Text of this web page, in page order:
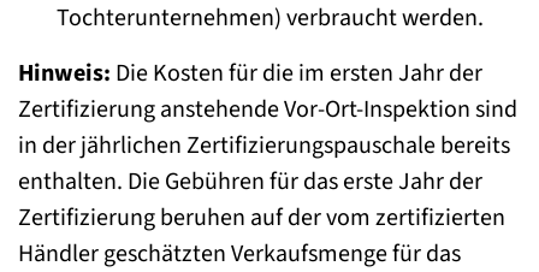
Tochterunternehmen) verbraucht werden.
Hinweis: Die Kosten für die im ersten Jahr der
Zertifizierung anstehende Vor-Ort-Inspektion sind
in der jährlichen Zertifizierungspauschale bereits
enthalten. Die Gebühren für das erste Jahr der
Zertifizierung beruhen auf der vom zertifizierten
Händler geschätzten Verkaufsmenge für das